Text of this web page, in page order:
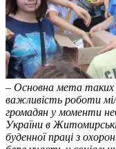
– Основна мета таких
важливість роботи
громадян у моменти
України в
буденної праці з